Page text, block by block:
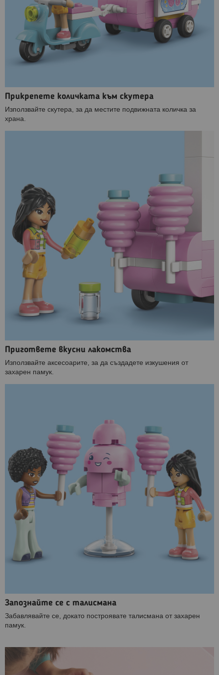
Прикрепете количката към скутера
Използвайте скутера, за да местите подвижната количка за
храна.
Пригответе вкусни лакомства
Използвайте аксесоарите, за да създадете изкушения от
захарен памук.
Запознайте се с талисмана
Забавлявайте се, докато построявате талисмана от захарен
памук.